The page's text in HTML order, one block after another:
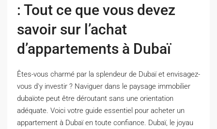
: Tout ce que vous devez
savoir sur l’achat
d’appartements à Dubaï
Êtes-vous charmé par la splendeur de Dubaï et envisagez-
vous d'y investir ? Naviguer dans le paysage immobilier
dubaïote peut être déroutant sans une orientation
adéquate. Voici votre guide essentiel pour acheter un
appartement à Dubaï en toute confiance. Dubaï, le joyau